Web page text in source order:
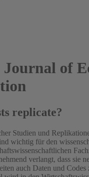
Journal of
replicate?
Studien und
wichtig für den
verlangt, dass sie
auch Daten und Codes